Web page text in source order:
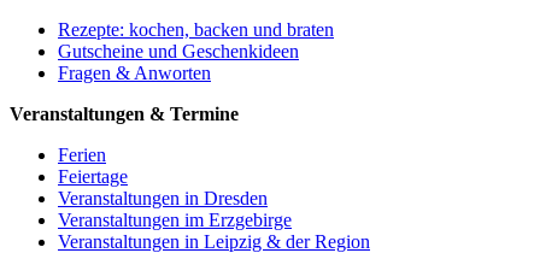
Rezepte: kochen, backen und braten
Gutscheine und Geschenkideen
Fragen & Anworten
Veranstaltungen & Termine
Ferien
Feiertage
Veranstaltungen in Dresden
Veranstaltungen im Erzgebirge
Veranstaltungen in Leipzig & der Region